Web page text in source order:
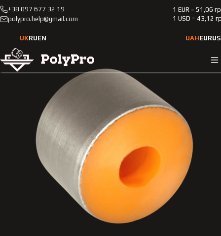
+38 097 677 32 19
polypro.help@gmail.com
1 EUR = 51,06
1 USD = 43,12
UKRUEN UAHEUR
Каталог Легкові автомобілі
Escort
Поліуретанова втулка стійки заднього стабілізатора Ford
Escort 1990-1992